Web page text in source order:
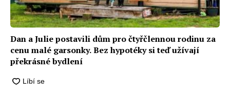
Dan a Julie postavili dům pro čtyřčlennou rodinu za
cenu malé garsonky. Bez hypotéky si teď užívají
překrásné bydlení